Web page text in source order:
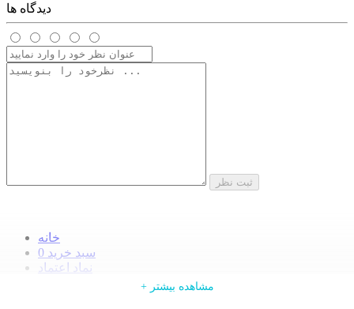
+ ادامه مطلب
+ مشاهده بیشتر
دیدگاه ها
ثبت نظر
خانه
0 سبد خرید
نماد اعتماد